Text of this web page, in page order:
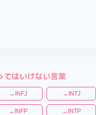
てはいけない言葉
→ INFJ → INTJ
→ INFP → INTP